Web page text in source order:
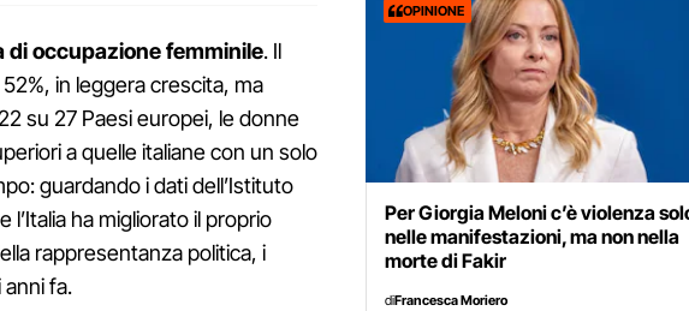
di occupazione femminile. Il
in leggera crescita, ma
su 27 Paesi europei, le donne
a quelle italiane con un solo
guardando i dati dell’Istituto
ha migliorato il proprio
rappresentanza politica, i
fa.
OPINIONE
Per Giorgia Meloni c’è violenza
nelle manifestazioni, ma non nella
morte di Fakir
diFrancesca Moriero